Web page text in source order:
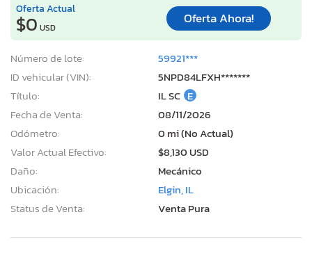
Oferta Actual
$0 USD
Oferta Ahora!
Número de lote:
59921***
ID vehicular (VIN):
5NPD84LFXH*******
Título:
IL SC E
Fecha de Venta:
08/11/2026
Odómetro:
0 mi (No Actual)
Valor Actual Efectivo:
$8,130 USD
Daño:
Mecánico
Ubicación:
Elgin, IL
Status de Venta:
Venta Pura